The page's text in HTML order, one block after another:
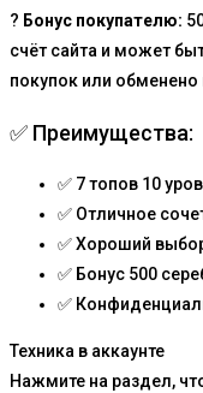
? Бонус покупателю:
счёт сайта и может
покупок или обменено
✅ Преимущества:
✅ 7 топов 10
✅ Отличное
✅ Хороший
✅ Бонус 500
✅
Техника в аккаунте
Нажмите на раздел,